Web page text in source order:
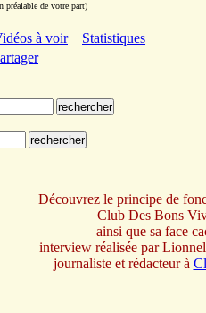
préalable de votre part)
à voir Statistiques
Découvrez le principe de
Club Des Bons
ainsi que sa face
interview réalisée par
journaliste et rédacteur à